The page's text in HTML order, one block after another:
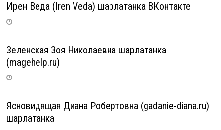
Ирен Веда (Iren Veda) шарлатанка ВКонтакте
Зеленская Зоя Николаевна шарлатанка
(magehelp.ru)
Ясновидящая Диана Робертовна (gadanie-diana.ru)
шарлатанка